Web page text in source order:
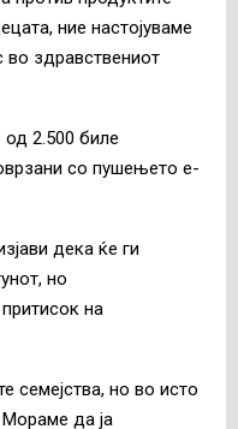
ние настојуваме
во здравствениот
2.500 биле
со пушењето е-
дека ќе ги
но
на
семејства, но во исто
Мораме да ја